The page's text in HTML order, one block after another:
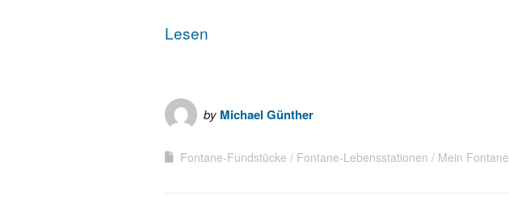
Lesen
by Michael Günther
Fontane-Fundstücke Fontane-Lebensstationen Mein Fontane